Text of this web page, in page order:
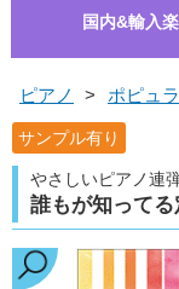
国内&輸入
ピアノ > ポピュ
サンプル有り
やさしいピアノ連
誰もが知ってる